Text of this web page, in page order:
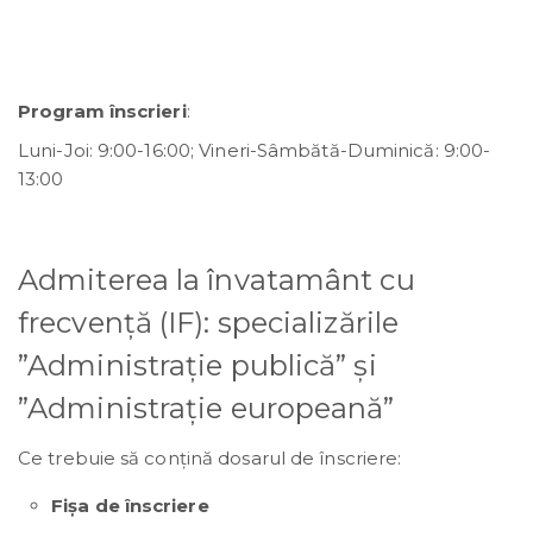
Program înscrieri:
Luni-Joi: 9:00-16:00; Vineri-Sâmbătă-Duminică: 9:00-
13:00
Admiterea la învatamânt cu
frecvenţă (IF): specializările
”Administrație publică” și
”Administrație europeană”
Ce trebuie să conţină dosarul de înscriere:
Fişa de înscriere